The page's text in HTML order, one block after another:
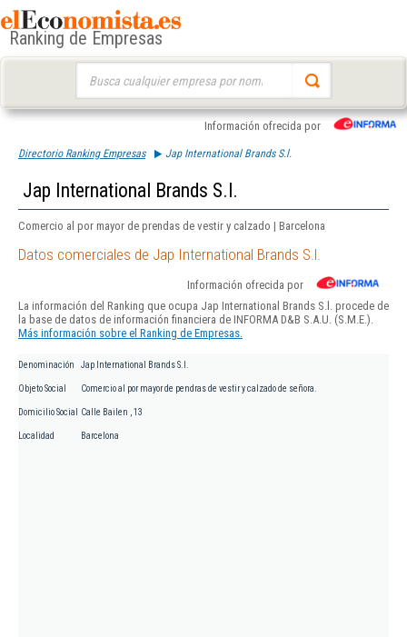
Ranking de Empresas
Información ofrecida por
Directorio Ranking Empresas Jap International Brands S.l.
Jap International Brands S.l.
Comercio al por mayor de prendas de vestir y calzado | Barcelona
Datos comerciales de Jap International Brands S.l.
Información ofrecida por
La información del Ranking que ocupa Jap International Brands S.l. procede de
la base de datos de información financiera de INFORMA D&B S.A.U. (S.M.E.).
Más información sobre el Ranking de Empresas.
Denominación Jap International Brands S.l.
Objeto Social Comercio al por mayor de pendras de vestir y calzado de señora.
Domicilio Social Calle Bailen , 13
Localidad Barcelona